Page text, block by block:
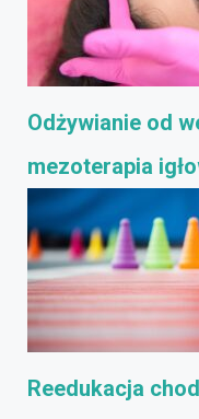
Odżywianie od
mezoterapia
Reedukacja